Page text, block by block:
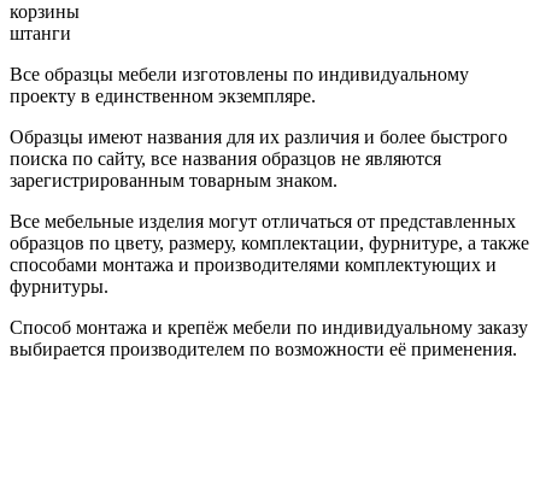
корзины
штанги
Все образцы мебели изготовлены по индивидуальному
проекту в единственном экземпляре.
Образцы имеют названия для их различия и более быстрого
поиска по сайту, все названия образцов не являются
зарегистрированным товарным знаком.
Все мебельные изделия могут отличаться от представленных
образцов по цвету, размеру, комплектации, фурнитуре, а также
способами монтажа и производителями комплектующих и
фурнитуры.
Способ монтажа и крепёж мебели по индивидуальному заказу
выбирается производителем по возможности её применения.